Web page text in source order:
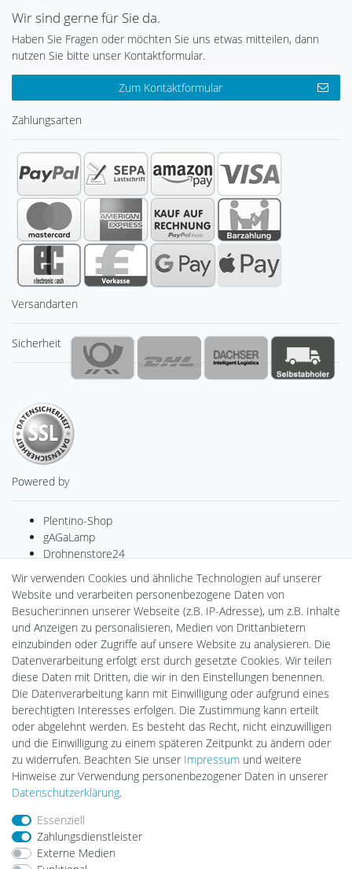
Wir sind gerne für Sie da.
Haben Sie Fragen oder möchten Sie uns etwas mitteilen, dann
nutzen Sie bitte unser Kontaktformular.
Zum Kontaktformular
Zahlungsarten
Versandarten
Sicherheit
Powered by
Plentino-Shop
gAGaLamp
Drohnenstore24
MeinUSB
Batteriespeicher
PlentiSolar
Gebrauchtlicht
Ledkauf
DEYESOLAR
Lightech Connect
CardanLight Europe
FORTIMO LEDs
LED-RETROSHOP
Wallbox24
Impressum
Barrierefreiheitserklärung
Wir verwenden Cookies und ähnliche Technologien auf unserer
Website und verarbeiten personenbezogene Daten von
Besucher:innen unserer Webseite (z.B. IP-Adresse), um z.B. Inhalte
und Anzeigen zu personalisieren, Medien von Drittanbietern
einzubinden oder Zugriffe auf unsere Website zu analysieren. Die
Datenverarbeitung erfolgt erst durch gesetzte Cookies. Wir teilen
diese Daten mit Dritten, die wir in den Einstellungen benennen.
Die Datenverarbeitung kann mit Einwilligung oder aufgrund eines
berechtigten Interesses erfolgen. Die Zustimmung kann erteilt
oder abgelehnt werden. Es besteht das Recht, nicht einzuwilligen
und die Einwilligung zu einem späteren Zeitpunkt zu ändern oder
zu widerrufen. Beachten Sie unser Impressum und weitere
Hinweise zur Verwendung personenbezogener Daten in unserer
Daten­schutz­erklärung.
Essenziell
Zahlungsdienstleister
Externe Medien